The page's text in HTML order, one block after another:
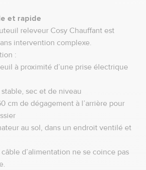
et rapide
releveur Cosy Chauffant est
intervention complexe.
:
à proximité d’une prise électrique
sec et de niveau
cm de dégagement à l’arrière pour
au sol, dans un endroit ventilé et
d’alimentation ne se coince pas